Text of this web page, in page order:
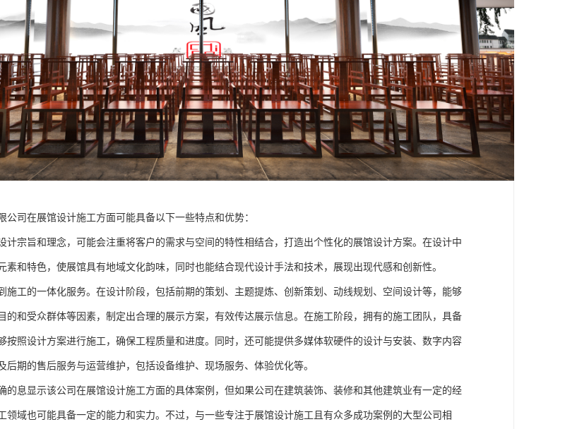
公司在展馆设计施工方面可能具备以下一些特点和优势：
计宗旨和理念，可能会注重将客户的需求与空间的特性相结合，打造出个性化的展馆设计方案。在设计中
素和特色，使展馆具有地域文化韵味，同时也能结合现代设计手法和技术，展现出现代感和创新性。
施工的一体化服务。在设计阶段，包括前期的策划、主题提炼、创新策划、动线规划、空间设计等，能够
的和受众群体等因素，制定出合理的展示方案，有效传达展示信息。在施工阶段，拥有的施工团队，具备
按照设计方案进行施工，确保工程质量和进度。同时，还可能提供多媒体软硬件的设计与安装、数字内容
后期的售后服务与运营维护，包括设备维护、现场服务、体验优化等。
的息显示该公司在展馆设计施工方面的具体案例，但如果公司在建筑装饰、装修和其他建筑业有一定的经
领域也可能具备一定的能力和实力。不过，与一些专注于展馆设计施工且有众多成功案例的大型公司相